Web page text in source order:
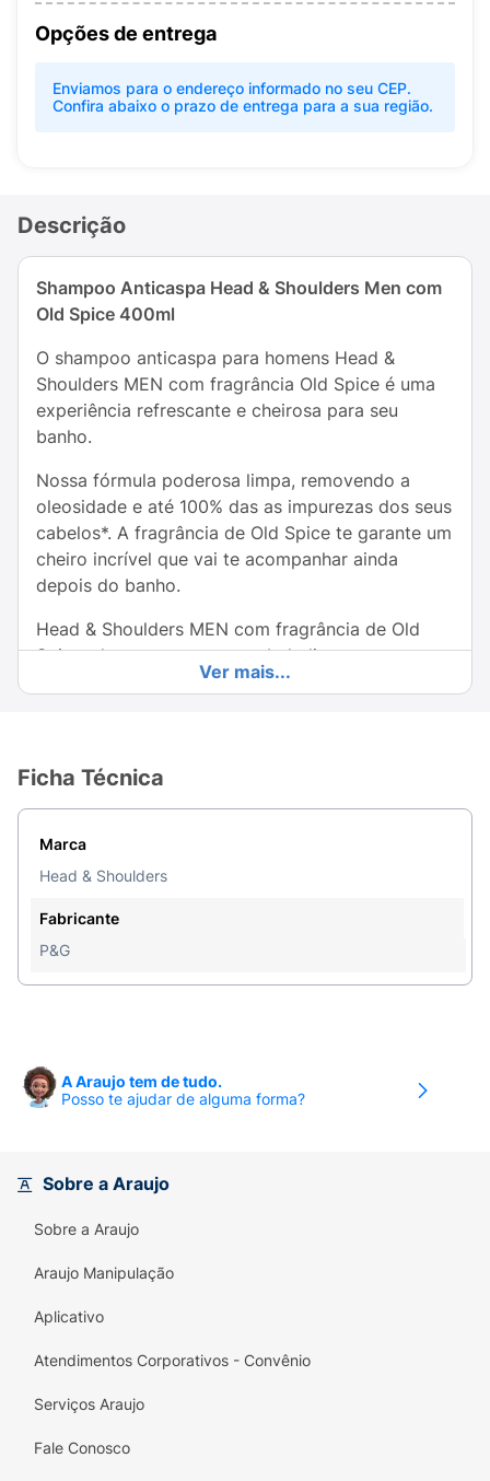
Opções de entrega
Enviamos para o endereço informado no seu CEP.
Confira abaixo o prazo de entrega para a sua região.
Descrição
Shampoo Anticaspa Head & Shoulders Men com
Old Spice 400ml
O shampoo anticaspa para homens Head &
Shoulders MEN com fragrância Old Spice é uma
experiência refrescante e cheirosa para seu
banho.
Nossa fórmula poderosa limpa, removendo a
oleosidade e até 100% das as impurezas dos seus
cabelos*. A fragrância de Old Spice te garante um
cheiro incrível que vai te acompanhar ainda
depois do banho.
Head & Shoulders MEN com fragrância de Old
Spice, shampoo para um cabelo limpo e
MUUUITO cheiroso.Shampoo masculino para um
cabelos.Shampoo anticaspa ideal para cabelo
oleoso.
Modo de Uso:
cabelo, aplique, massageie, enxágue, repita.
Ingredientes:
Sodium Lauryl Sulfate, Glycol Distearate, Sodium
Chloride, Zinc Carbonate, Sodium
Chloride, Hydrochloric Acid, Stearyl Alcohol,
Magnesium Carbonate Hydroxide, Benzyl
Methylchloroisuothiazolinone, CI 42090,
Ver mais...
Ficha Técnica
Marca
Head & Shoulders
Fabricante
P&G
A Araujo tem de tudo.
Posso te ajudar de alguma forma?
Sobre a Araujo
Sobre a Araujo
Araujo Manipulação
Aplicativo
Atendimentos Corporativos - Convênio
Serviços Araujo
Fale Conosco